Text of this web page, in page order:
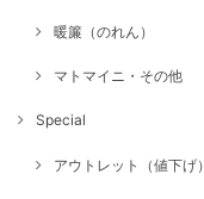
暖簾（のれん）
マトマイニ・その他
Special
アウトレット（値下げ）